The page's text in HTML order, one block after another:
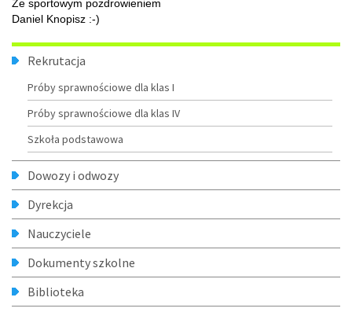
Ze sportowym pozdrowieniem
Daniel Knopisz :-)
MenuRekrutacja
Próby sprawnościowe dla klas I
Próby sprawnościowe dla klas IV
Szkoła podstawowa
Dowozy i odwozy
Dyrekcja
Nauczyciele
Dokumenty szkolne
Biblioteka